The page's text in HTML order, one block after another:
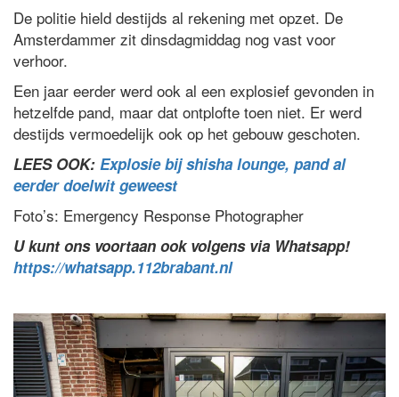
De politie hield destijds al rekening met opzet. De
Amsterdammer zit dinsdagmiddag nog vast voor
verhoor.
Een jaar eerder werd ook al een explosief gevonden in
hetzelfde pand, maar dat ontplofte toen niet. Er werd
destijds vermoedelijk ook op het gebouw geschoten.
LEES OOK: Explosie bij shisha lounge, pand al
eerder doelwit geweest
Foto’s: Emergency Response Photographer
U kunt ons voortaan ook volgens via Whatsapp!
https://whatsapp.112brabant.nl